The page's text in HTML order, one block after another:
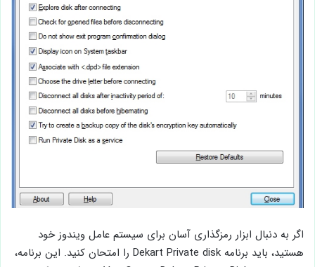
اگر به دنبال ابزار رمزگذاری آسان برای سیستم عامل ویندوز خود
هستید، باید برنامه Dekart Private disk را امتحان کنید. این برنامه،